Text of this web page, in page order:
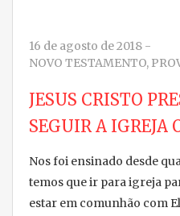
16 de agosto de 2018 -
NOVO TESTAMENTO,
JESUS CRISTO
SEGUIR A IGREJA
Nos foi ensinado desde
temos que ir para igreja
estar em comunhão com